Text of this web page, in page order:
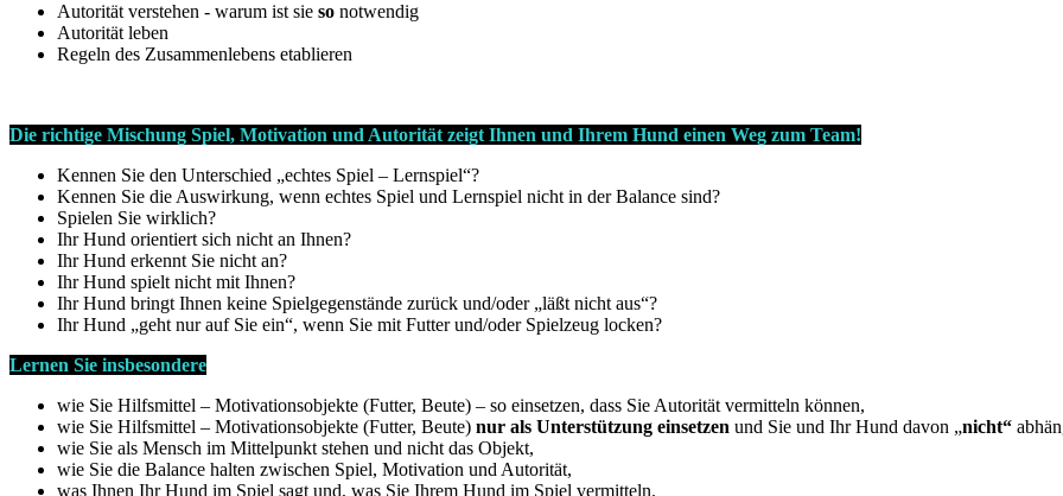
Autorität verstehen - warum ist sie so notwendig
Autorität leben
Regeln des Zusammenlebens etablieren
Die richtige Mischung Spiel, Motivation und Autorität zeigt Ihnen und Ihrem Hund einen Weg zum Team!
Kennen Sie den Unterschied „echtes Spiel – Lernspiel“?
Kennen Sie die Auswirkung, wenn echtes Spiel und Lernspiel nicht in der Balance sind?
Spielen Sie wirklich?
Ihr Hund orientiert sich nicht an Ihnen?
Ihr Hund erkennt Sie nicht an?
Ihr Hund spielt nicht mit Ihnen?
Ihr Hund bringt Ihnen keine Spielgegenstände zurück und/oder „läßt nicht aus“?
Ihr Hund „geht nur auf Sie ein“, wenn Sie mit Futter und/oder Spielzeug locken?
Lernen Sie insbesondere
wie Sie Hilfsmittel – Motivationsobjekte (Futter, Beute) – so einsetzen, dass Sie Autorität vermitteln können,
wie Sie Hilfsmittel – Motivationsobjekte (Futter, Beute) nur als Unterstützung einsetzen und Sie und Ihr Hund davon „nicht“
wie Sie als Mensch im Mittelpunkt stehen und nicht das Objekt,
wie Sie die Balance halten zwischen Spiel, Motivation und Autorität,
was Ihnen Ihr Hund im Spiel sagt und, was Sie Ihrem Hund im Spiel vermitteln.